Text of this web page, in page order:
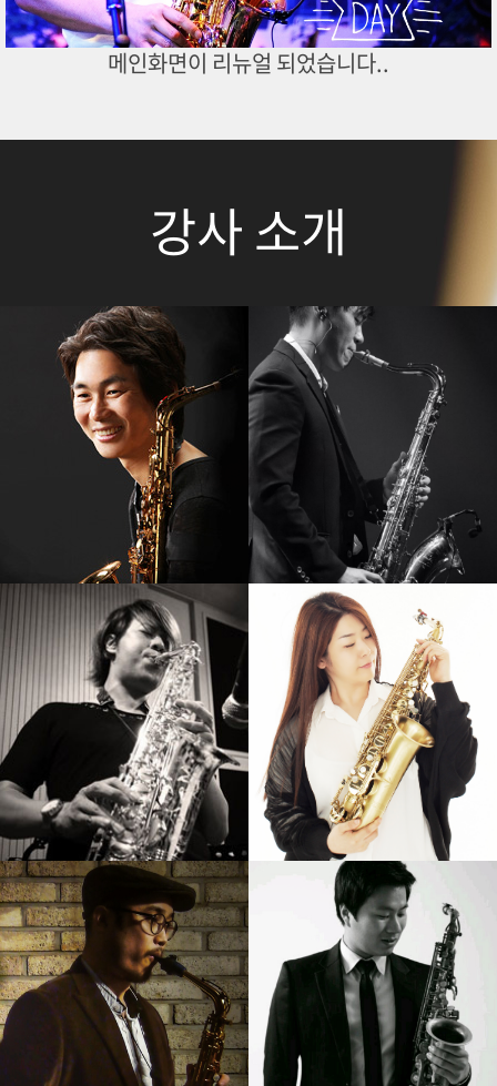
메인화면이 리뉴얼 되었습니다..
강사 소개
강기만
강의보기
임민택
강의보기
김성주 임정윤